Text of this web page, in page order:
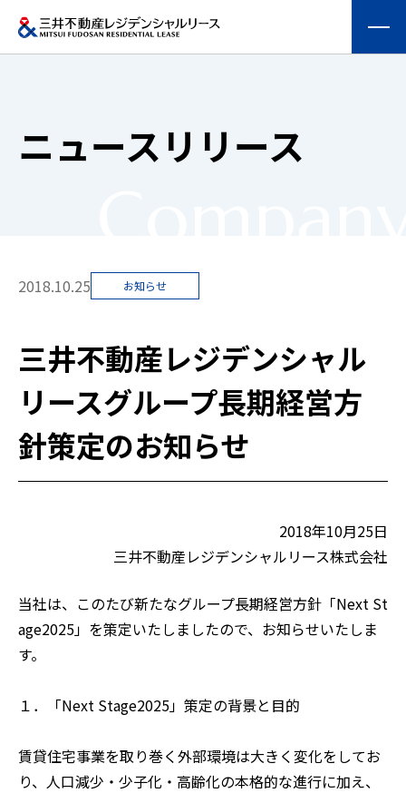
提供する価値
採用情報
ご入居の方
仲介会社の方
ニュースリリース
2018.10.25 お知らせ
三井不動産レジデンシャル
リースグループ長期経営方
針策定のお知らせ
2018年10月25日
三井不動産レジデンシャルリース株式会社
当社は、このたび新たなグループ長期経営方針「Next St
age2025」を策定いたしましたので、お知らせいたしま
す。
１．「Next Stage2025」策定の背景と目的
賃貸住宅事業を取り巻く外部環境は大きく変化をしてお
り、人口減少・少子化・高齢化の本格的な進行に加え、